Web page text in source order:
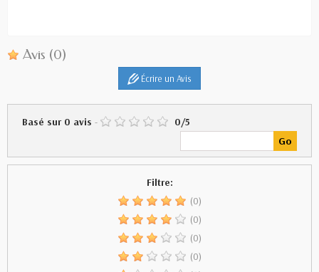
Avis (0)
Écrire un Avis
Basé sur 0 avis - 0/5
Filtre:
(0)
(0)
(0)
(0)